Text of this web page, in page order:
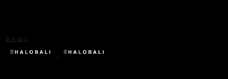
할로발리